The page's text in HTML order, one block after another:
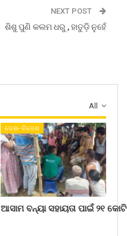
NEXT POST
ଶିଶୁ ପୁଣି କଲମ ଧରୁ , ହାତୁଡ଼ି ନୁହେଁ
All
ଦେଶ- ବିଦେଶ
ଆସାମ ବନ୍ୟା ସହାୟତା ପାଇଁ ୨୧